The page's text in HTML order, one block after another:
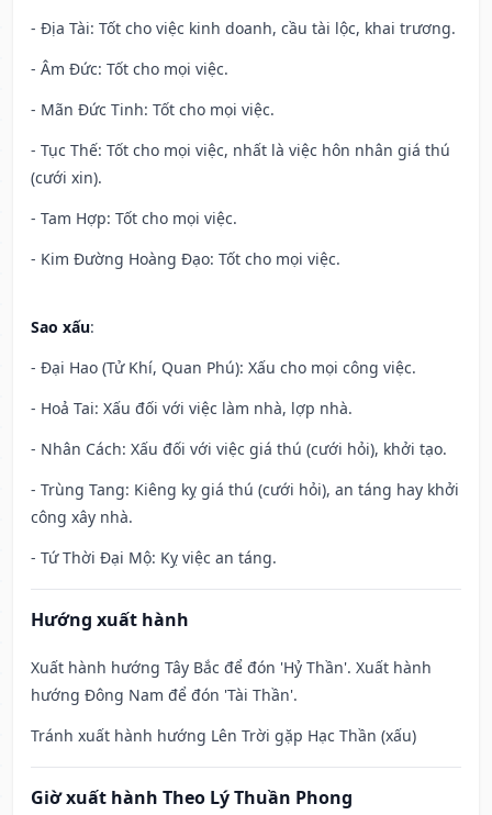
- Địa Tài: Tốt cho việc kinh doanh, cầu tài lộc, khai trương.
- Âm Đức: Tốt cho mọi việc.
- Mãn Đức Tinh: Tốt cho mọi việc.
- Tục Thế: Tốt cho mọi việc, nhất là việc hôn nhân giá thú
(cưới xin).
- Tam Hợp: Tốt cho mọi việc.
- Kim Đường Hoàng Đạo: Tốt cho mọi việc.
Sao xấu:
- Đại Hao (Tử Khí, Quan Phú): Xấu cho mọi công việc.
- Hoả Tai: Xấu đối với việc làm nhà, lợp nhà.
- Nhân Cách: Xấu đối với việc giá thú (cưới hỏi), khởi tạo.
- Trùng Tang: Kiêng kỵ giá thú (cưới hỏi), an táng hay khởi
công xây nhà.
- Tứ Thời Đại Mộ: Kỵ việc an táng.
Hướng xuất hành
Xuất hành hướng Tây Bắc để đón 'Hỷ Thần'. Xuất hành
hướng Đông Nam để đón 'Tài Thần'.
Tránh xuất hành hướng Lên Trời gặp Hạc Thần (xấu)
Giờ xuất hành Theo Lý Thuần Phong